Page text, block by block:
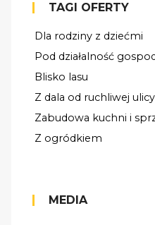
TAGI OFERTY
Dla rodziny z dziećmi
Pod działalność
Blisko lasu
Z dala od ruchliwej ulicy
Zabudowa kuchni i
Z ogródkiem
MEDIA